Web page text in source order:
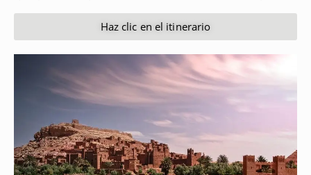
Haz clic en el itinerario